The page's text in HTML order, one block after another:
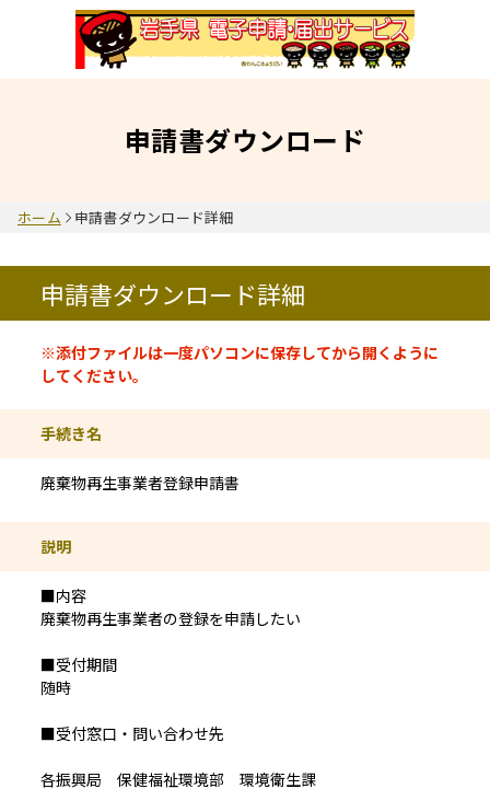
申請書ダウンロード
ホーム 申請書ダウンロード詳細
申請書ダウンロード詳細
申請書情報※添付ファイルは一度パソコンに保存してから開くように
してください。
手続き名
廃棄物再生事業者登録申請書
説明
■内容
廃棄物再生事業者の登録を申請したい
■受付期間
随時
■受付窓口・問い合わせ先
各振興局 保健福祉環境部 環境衛生課